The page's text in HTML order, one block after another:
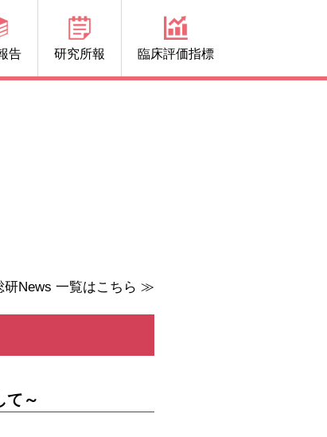
告 研究所報 臨床評価指標
研News 一覧はこちら ≫
て～